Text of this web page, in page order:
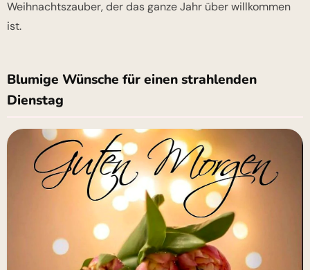
Weihnachtszauber, der das ganze Jahr über willkommen
ist.
Blumige Wünsche für einen strahlenden
Dienstag